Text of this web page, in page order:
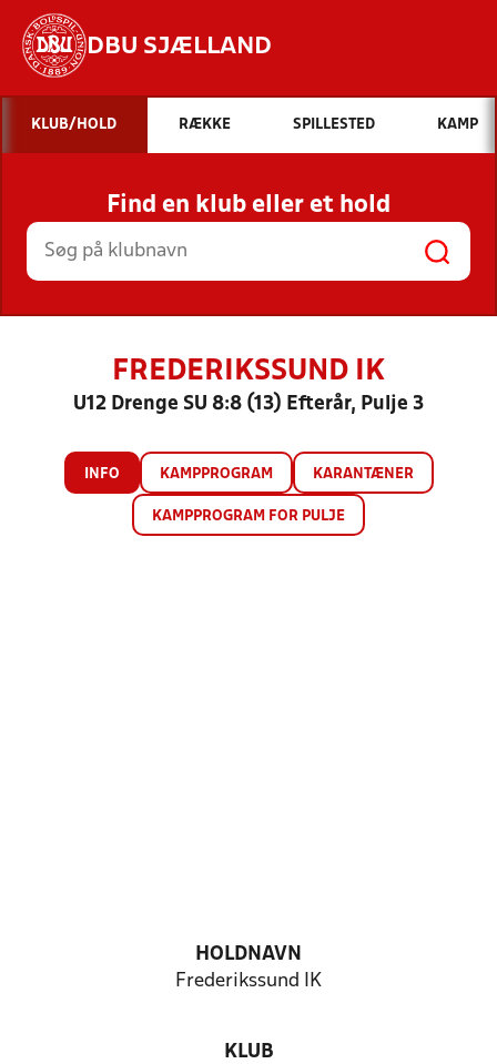
DBU SJÆLLAND
Hvad vil du søge efter?
INDHOLD OG NYHEDER
STILLINGER, RESULTATER, KLUBBER OG
HOLD
KLUB/HOLD RÆKKE SPILLESTED KAMP
Find en klub eller et hold
FREDERIKSSUND IK
U12 Drenge SU 8:8 (13) Efterår, Pulje 3
INFO KAMPPROGRAM KARANTÆNER
KAMPPROGRAM FOR PULJE
HOLDNAVN
Frederikssund IK
KLUB